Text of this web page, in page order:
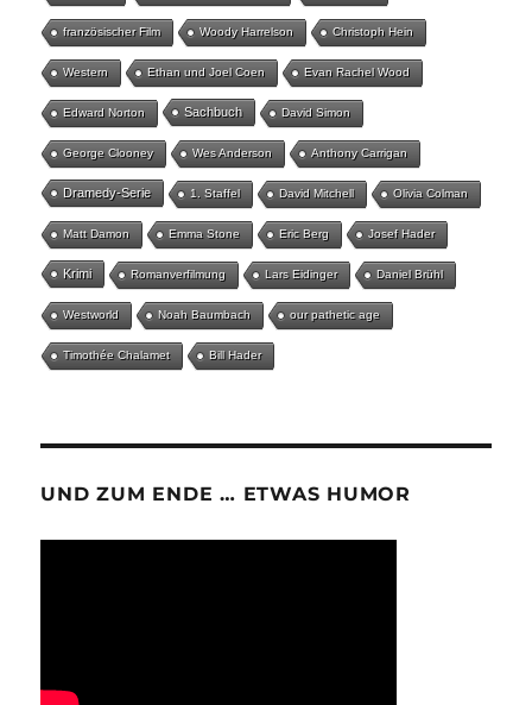
französischer Film Woody Harrelson Christoph Hein
Western Ethan und Joel Coen Evan Rachel Wood
Edward Norton Sachbuch David Simon
George Clooney Wes Anderson Anthony Carrigan
Dramedy-Serie 1. Staffel David Mitchell Olivia Colman
Matt Damon Emma Stone Eric Berg Josef Hader
Krimi Romanverfilmung Lars Eidinger Daniel Brühl
Westworld Noah Baumbach our pathetic age
Timothée Chalamet Bill Hader
UND ZUM ENDE … ETWAS HUMOR